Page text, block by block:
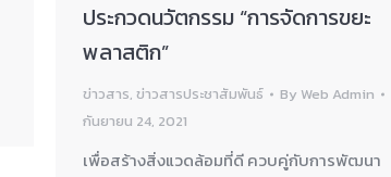
ประกวดนวัตกรรม “การจัดการขยะ
พลาสติก”
ข่าวสาร, ข่าวสารประชาสัมพันธ์ By Web Admin
กันยายน 24, 2021
เพื่อสร้างสิ่งแวดล้อมที่ดี ควบคู่กับการพัฒนา